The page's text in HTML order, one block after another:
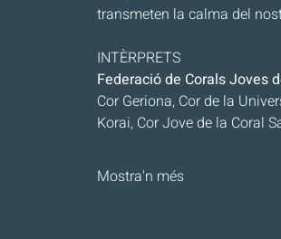
transmeten la calma del
INTÈRPRETS
Federació de Corals Joves
Cor Geriona, Cor de la
Korai, Cor Jove de la Coral
Mostra'n més